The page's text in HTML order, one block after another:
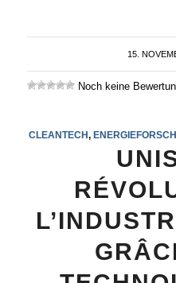
15. /
Noch keine
CLEANTECH ,